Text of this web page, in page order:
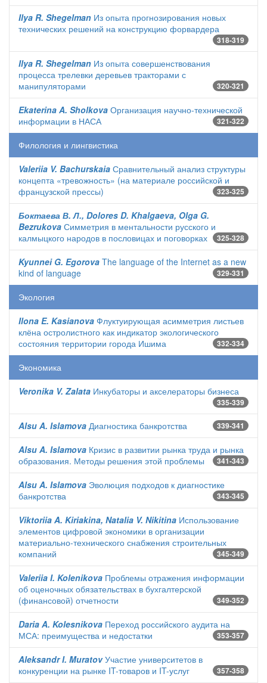
Ilya R. Shegelman Из опыта прогнозирования новых
технических решений на конструкцию форвардера
318-319
Ilya R. Shegelman Из опыта совершенствования
процесса трелевки деревьев тракторами с
манипуляторами
320-321
Ekaterina A. Sholkova Организация научно-технической
информации в НАСА
321-322
Филология и лингвистика
Valeriia V. Bachurskaia Сравнительный анализ структуры
концепта «тревожность» (на материале российской и
французской прессы)
323-325
Боктаева В. Л., Dolores D. Khalgaeva, Olga G.
Bezrukova Симметрия в ментальности русского и
калмыцкого народов в пословицах и поговорках
325-328
Kyunnei G. Egorova The language of the Internet as a new
kind of language
329-331
Экология
Ilona E. Kasianova Флуктуирующая асимметрия листьев
клёна остролистного как индикатор экологического
состояния территории города Ишима
332-334
Экономика
Veronika V. Zalata Инкубаторы и акселераторы бизнеса
335-339
Alsu A. Islamova Диагностика банкротства 339-341
Alsu A. Islamova Кризис в развитии рынка труда и рынка
образования. Методы решения этой проблемы
341-343
Alsu A. Islamova Эволюция подходов к диагностике
банкротства
343-345
Viktoriia A. Kiriakina, Natalia V. Nikitina Использование
элементов цифровой экономики в организации
материально-технического снабжения строительных
компаний
345-349
Valeriia I. Kolenikova Проблемы отражения информации
об оценочных обязательствах в бухгалтерской
(финансовой) отчетности
349-352
Daria A. Kolesnikova Переход российского аудита на
МСА: преимущества и недостатки
353-357
Aleksandr I. MuratovУчастие университетов в
конкуренции на рынке IT-товаров и IT-услуг
357-358